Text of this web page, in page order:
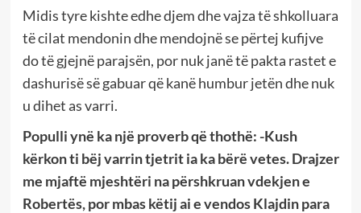
Midis tyre kishte edhe djem dhe vajza të shkolluara
të cilat mendonin dhe mendojnë se përtej kufijve
do të gjejnë parajsën, por nuk janë të pakta rastet e
dashurisë së gabuar që kanë humbur jetën dhe nuk
u dihet as varri.
Populli ynë ka një proverb që thothë: -Kush
kërkon ti bëj varrin tjetrit ia ka bërë vetes. Drajzer
me mjaftë mjeshtëri na përshkruan vdekjen e
Robertës, por mbas këtij ai e vendos Klajdin para